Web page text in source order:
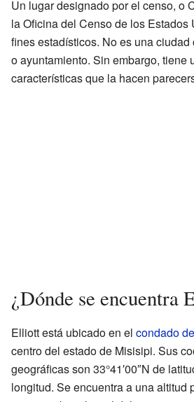
Un lugar designado por el censo, o
la Oficina del Censo de los
fines estadísticos. No es una
o ayuntamiento. Sin embargo, tiene
características que la hacen
¿Dónde se encuentra
Elliott está ubicado en el condado
centro del estado de Misisipi. Sus
geográficas son 33°41′00″N de
longitud. Se encuentra a una altitud